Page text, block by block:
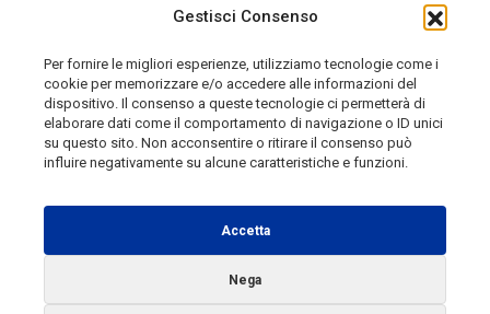
Gestisci Consenso
Per fornire le migliori esperienze, utilizziamo tecnologie come i
cookie per memorizzare e/o accedere alle informazioni del
dispositivo. Il consenso a queste tecnologie ci permetterà di
elaborare dati come il comportamento di navigazione o ID unici
su questo sito. Non acconsentire o ritirare il consenso può
influire negativamente su alcune caratteristiche e funzioni.
Accetta
Nega
21 ore fa
Telemolise - reg. Tribunale di Campobasso n. 133 del
10/08/1982 - Direttore Responsabile:MANUELA
Testata Giornalistica Sportiva: reg. Tribunale Di